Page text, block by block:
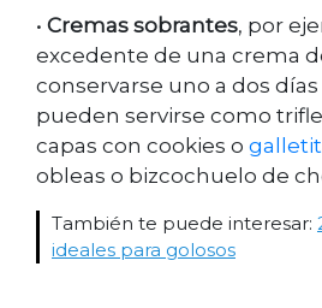
• Cremas sobrantes, por
excedente de una crema
conservarse uno a dos
pueden servirse como
capas con cookies o
obleas o bizcochuelo de
También te puede interesar:
ideales para golosos